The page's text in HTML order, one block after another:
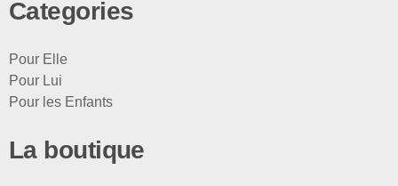
Categories
Pour Elle
Pour Lui
Pour les Enfants
La boutique